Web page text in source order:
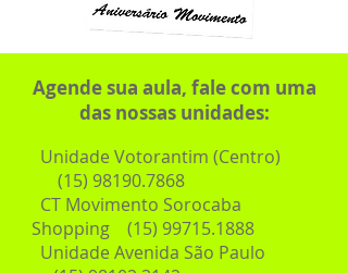
Agende sua aula, fale com uma
das nossas unidades:
Unidade Votorantim (Centro)
(15) 98190.7868
CT Movimento Sorocaba
Shopping (15) 99715.1888
Unidade Avenida São Paulo